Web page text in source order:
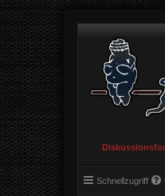
Schnellzugriff